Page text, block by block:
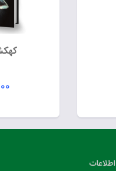
اطلاعات